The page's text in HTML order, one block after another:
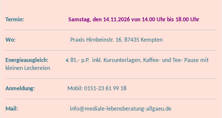
Termin: Samstag, den 14.11.2026 von 14.00 Uhr bis 18.00 Uhr
Wo: Praxis Hirnbeinstr. 16, 87435 Kempten
Energieausgleich: € 85,- p.P. inkl. Kursunterlagen, Kaffee- und Tee- Pause mit
kleinen Leckereien
Anmeldung: Mobil: 0151-23 61 99 18
Mail: info@mediale-lebensberatung-allgaeu.de